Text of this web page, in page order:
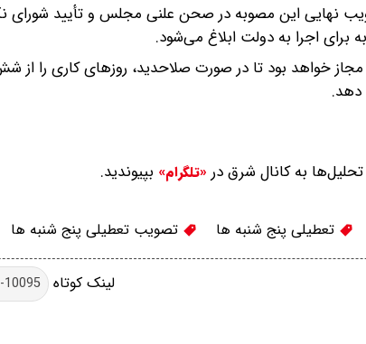
نهایی این مصوبه در صحن علنی مجلس و تأیید شورای
برای اجرا به دولت ابلاغ می‌شود.
تحلیل‌ها به کانال شرق در «تلگرام» بپیوندید.
تعطیلی پنج شنبه ها تصویب تعطیلی پنج شنبه ها
لینک کوتاه